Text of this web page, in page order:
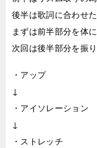
後半は歌詞に合わせ
まずは前半部分を体
次回は後半部分を振
・アップ
↓
・アイソレーション
↓
・ストレッチ